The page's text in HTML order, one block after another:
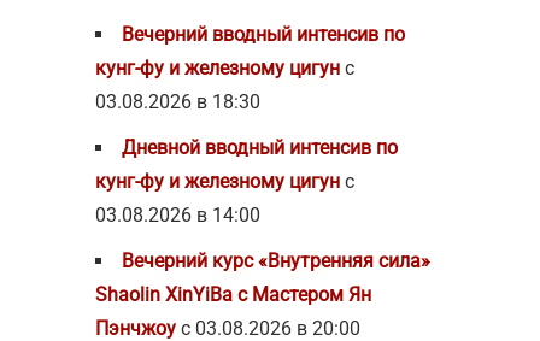
Вечерний вводный интенсив по
кунг-фу и железному цигун с
03.08.2026 в 18:30
Дневной вводный интенсив по
кунг-фу и железному цигун с
03.08.2026 в 14:00
Вечерний курс «Внутренняя сила»
Shaolin XinYiBa с Мастером Ян
Пэнчжоу с 03.08.2026 в 20:00